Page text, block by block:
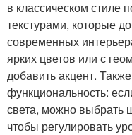
в классическом стиле
текстурами, которые
современных
ярких цветов или с
добавить акцент.
функциональность:
света, можно выбрать
чтобы регулировать